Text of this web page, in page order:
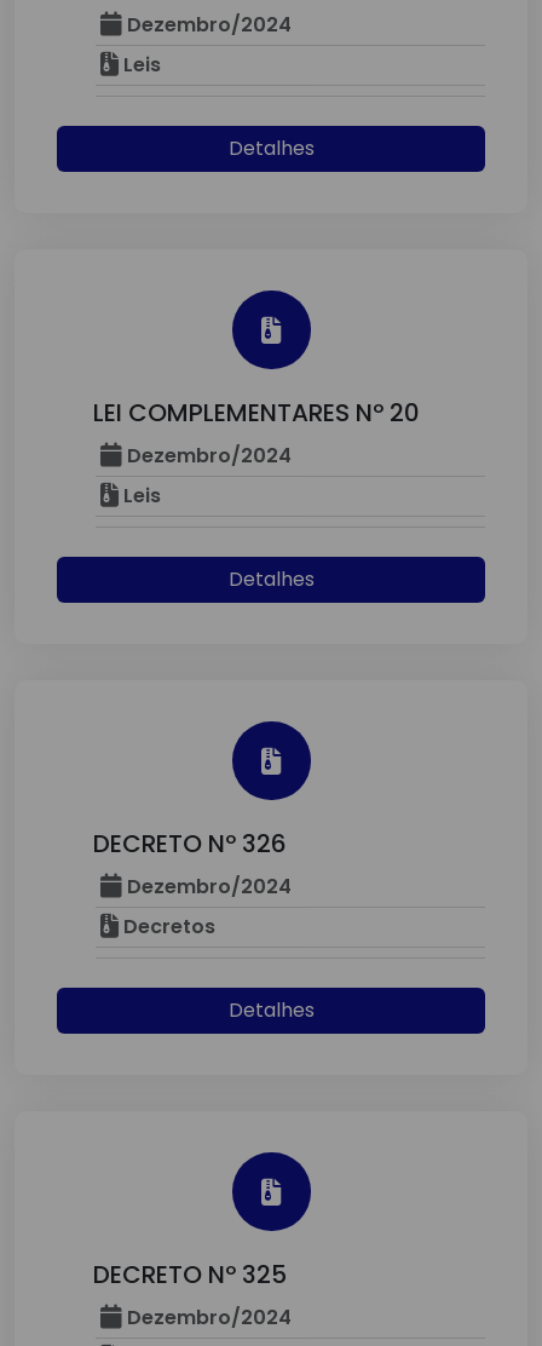
Dezembro/2024
Leis
Detalhes
LEI COMPLEMENTARES Nº 20
Dezembro/2024
Leis
Detalhes
DECRETO Nº 326
Dezembro/2024
Decretos
Detalhes
DECRETO Nº 325
Dezembro/2024